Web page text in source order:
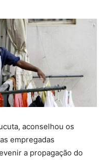
aconselhou os
empregadas
a propagação do